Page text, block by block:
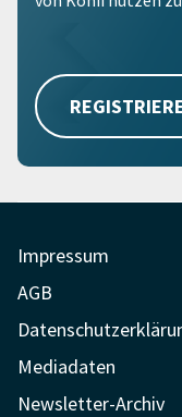
Impressum
AGB
Mediadaten
Newsletter-Archiv